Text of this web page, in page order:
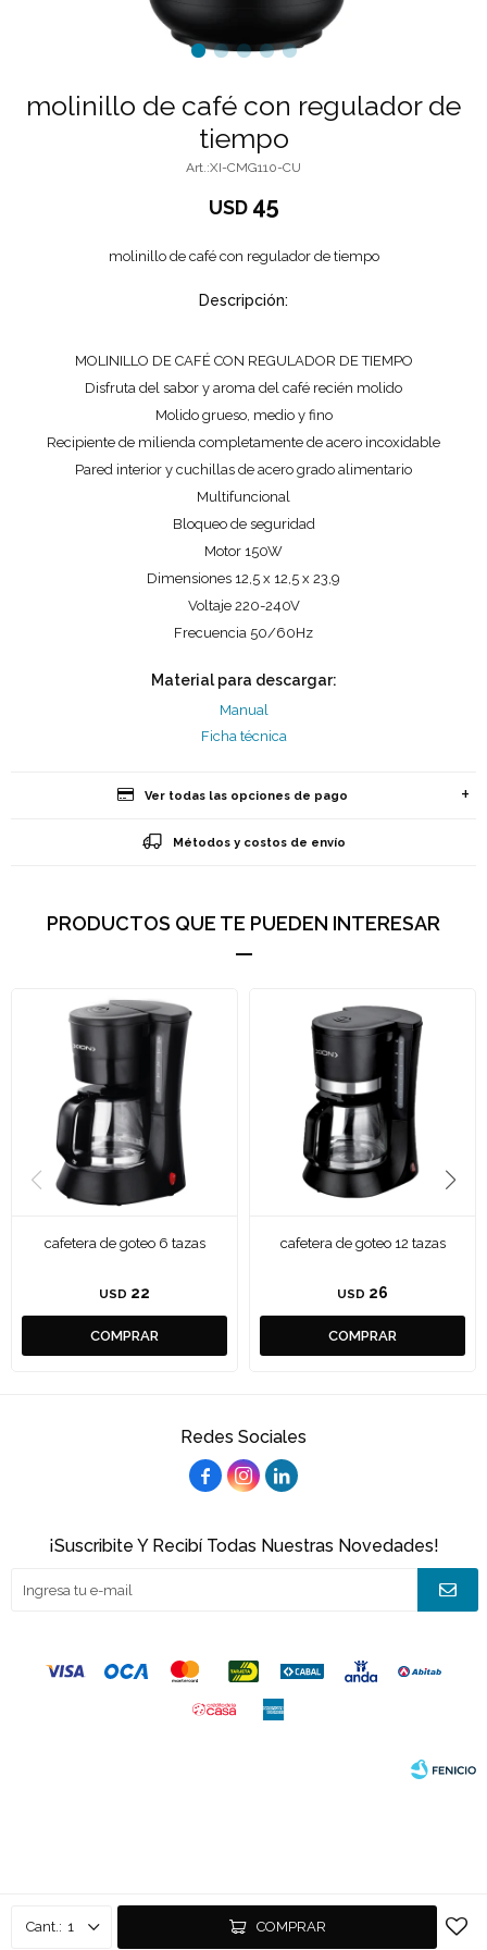
molinillo de café con regulador de
tiempo
XI-CMG110-CU
USD 45
molinillo de café con regulador de tiempo
Descripción:
MOLINILLO DE CAFÉ CON REGULADOR DE TIEMPO
Disfruta del sabor y aroma del café recién molido
Molido grueso, medio y fino
Recipiente de milienda completamente de acero incoxidable
Pared interior y cuchillas de acero grado alimentario
Multifuncional
Bloqueo de seguridad
Motor 150W
Dimensiones 12,5 x 12,5 x 23,9
Voltaje 220-240V
Frecuencia 50/60Hz
1 COMPRAR
Material para descargar:
Manual
Ficha técnica
Ver todas las opciones de pago
Métodos y costos de envío
PRODUCTOS QUE TE PUEDEN INTERESAR
cafetera de goteo 6 tazas
USD 22
cafetera de goteo 12 tazas
USD 26
Redes Sociales
  
¡Suscribite Y Recibí Todas Nuestras Novedades!
Fenicio